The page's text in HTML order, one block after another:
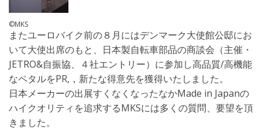
©MKS
またユーロバイク前の８月にはデンマーク大使館公邸にお
いて大使出席のもと、日本製自転車部品の商談会（主催・
JETRO&自振協、４社エントリー）に参加し高品質/高機能
なペタルをPR,，新たな得意先を獲得いたしました。
日本メーカーの出展すくなくなったなかMade in Japanの
ハイクオリティを追求するMKSには多くの質問、要望を頂
きました。